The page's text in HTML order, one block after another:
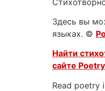
Здесь вы
языках. ©
Найти
сайте
Read poetry